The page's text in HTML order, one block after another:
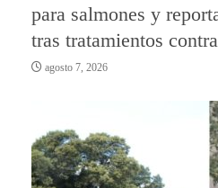
para salmones y
tras tratamientos
agosto 7, 2026